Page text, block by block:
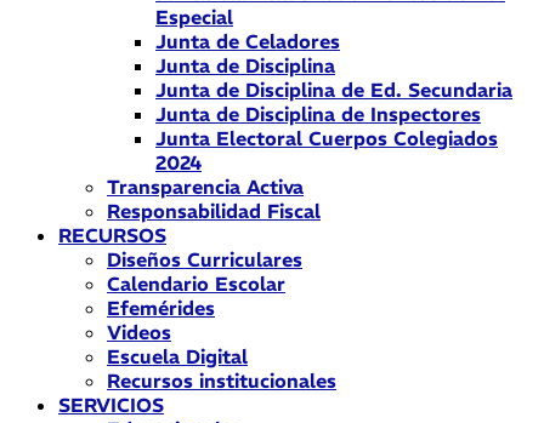
Especial
Junta de Celadores
Junta de Disciplina
Junta de Disciplina de Ed. Secundaria
Junta de Disciplina de Inspectores
Junta Electoral Cuerpos Colegiados
2024
Transparencia Activa
Responsabilidad Fiscal
RECURSOS
Diseños Curriculares
Calendario Escolar
Efemérides
Videos
Escuela Digital
Recursos institucionales
SERVICIOS